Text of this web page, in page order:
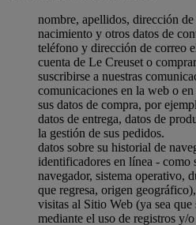
nombre, apellidos, dirección
nacimiento y otros datos de
teléfono y dirección de correo
cuenta de Le Creuset o
suscribirse a nuestras
comunicaciones en la web o en
sus datos de compra, por
datos de entrega, datos de
la gestión de sus pedidos.
datos sobre su historial de
identificadores en línea - como
navegador, sistema operativo,
que regresa, origen
visitas al Sitio Web (ya sea
mediante el uso de registros y/